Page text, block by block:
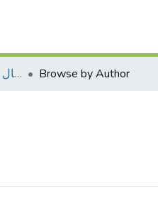
Business Administration إدارة الاعمال Browse by Author